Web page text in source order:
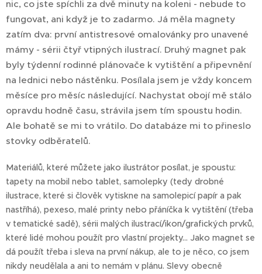
nic, co jste spíchli za dvě minuty na koleni - nebude to
fungovat, ani když je to zadarmo. Já měla magnety
zatím dva: první antistresové omalovánky pro unavené
mámy - sérii čtyř vtipných ilustrací. Druhý magnet pak
byly týdenní rodinné plánovače k vytištění a připevnění
na lednici nebo nástěnku. Posílala jsem je vždy koncem
měsíce pro měsíc následující. Nachystat obojí mě stálo
opravdu hodně času, strávila jsem tím spoustu hodin.
Ale bohatě se mi to vrátilo. Do databáze mi to přineslo
stovky odběratelů.
Materiálů, které můžete jako ilustrátor posílat, je spoustu:
tapety na mobil nebo tablet, samolepky (tedy drobné
ilustrace, které si člověk vytiskne na samolepicí papír a pak
nastříhá), pexeso, malé printy nebo přáníčka k vytištění (třeba
v tematické sadě), sérii malých ilustrací/ikon/grafických prvků,
které lidé mohou použít pro vlastní projekty... Jako magnet se
dá použít třeba i sleva na první nákup, ale to je něco, co jsem
nikdy neudělala a ani to nemám v plánu. Slevy obecně